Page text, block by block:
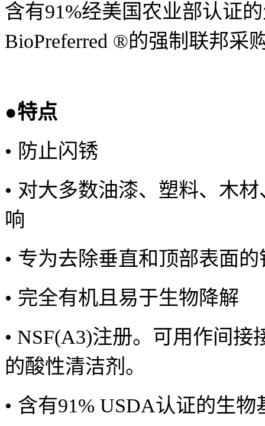
含有91%经美国农业部认证
BioPreferred ®的强制联邦采
●特点
• 防止闪锈
• 对大多数油漆、塑料、木
响
• 专为去除垂直和顶部表面
• 完全有机且易于生物降解
• NSF(A3)注册。可用作间接
的酸性清洁剂。
• 含有91% USDA认证的生物